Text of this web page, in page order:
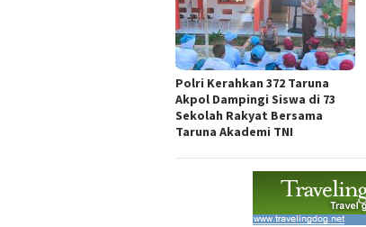
Polri Kerahkan 372 Taruna
Akpol Dampingi Siswa di 73
Sekolah Rakyat Bersama
Taruna Akademi TNI